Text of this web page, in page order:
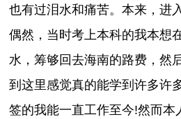
也有过泪水和痛苦。本来，进
偶然，当时考上本科的我本想
水，筹够回去海南的路费，然
到这里感觉真的能学到许多许
签的我能一直工作至今!然而本